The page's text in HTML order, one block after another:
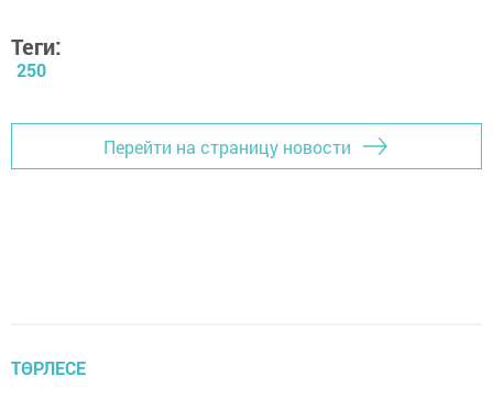
Теги:
250
Перейти на страницу новости
ТӨРЛЕСЕ